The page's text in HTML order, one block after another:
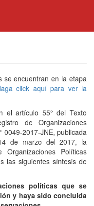
se encuentran en la etapa
click aquí para ver la
el artículo 55° del Texto
de Organizaciones
0049-2017-JNE, publicada
de marzo del 2017, la
Políticas
las siguientes síntesis de
políticas que se
y haya sido concluida